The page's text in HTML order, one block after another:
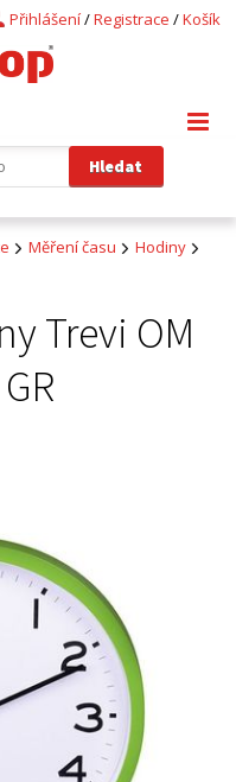
Košík
/
Registrace
/
Přihlášení
Měření času
Hodiny
Trevi OM